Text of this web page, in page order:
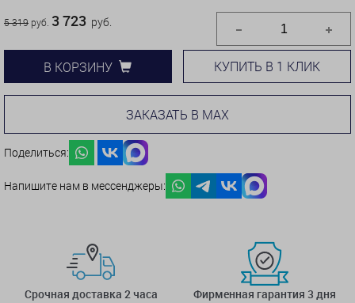
5 319 руб. 3 723 руб.
В КОРЗИНУ КУПИТЬ В 1 КЛИК
ЗАКАЗАТЬ В MAX
Поделиться:
Напишите нам в мессенджеры:
Срочная доставка 2 часа
Фирменная гарантия 3 дня